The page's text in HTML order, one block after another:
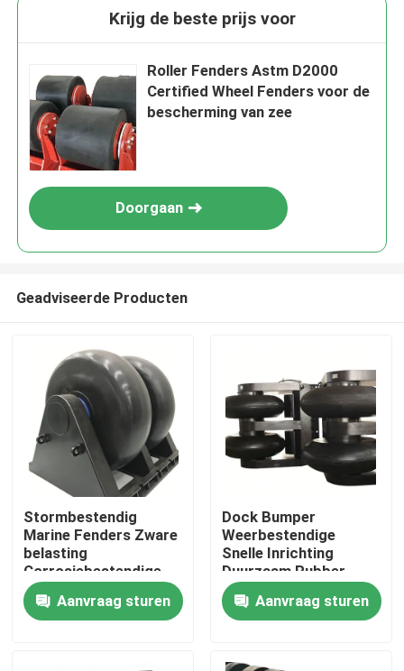
Thuis
Krijg de beste prijs voor
Roller Fenders Astm D2000
Certified Wheel Fenders voor de
bescherming van zee
Doorgaan
Geadviseerde Producten
Stormbestendig
Marine Fenders Zware
belasting
Corrosiebestendige
Flexible Design
Aanvraag sturen
Dock Bumper
Weerbestendige
Snelle Inrichting
Duurzaam Rubber
Corrosiebestendige
Aanvraag sturen